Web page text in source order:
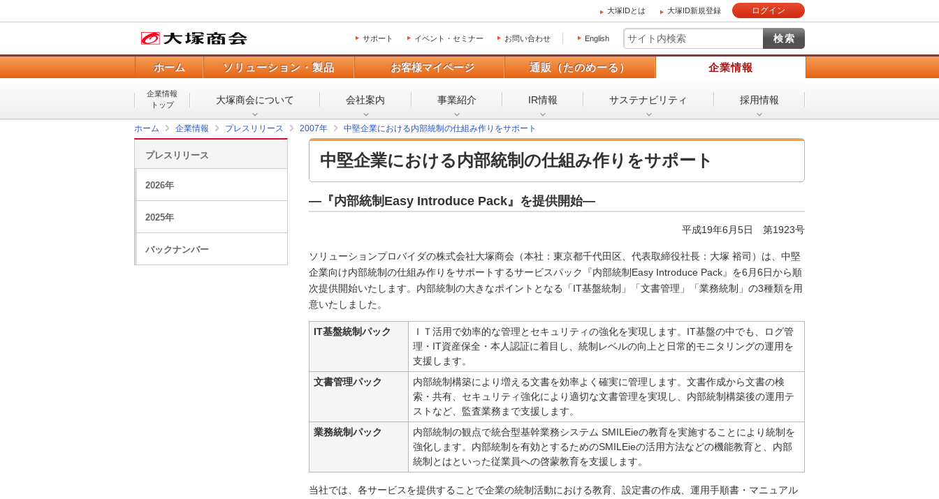
大塚IDとは 大塚ID新規登録 ログイン
サポート イベント・セミナー お問い合わせ English
ホーム ソリューション・製品 お客様マイページ 通販（たのめーる） 企業情報
企業情報
トップ
大塚商会について 会社案内 事業紹介 IR情報 サステナビリティ 採用情報
ホーム 企業情報 プレスリリース 2007年 中堅企業における内部統制の仕組み作りをサポート
中堅企業における内部統制の仕組み作りをサポート
―『内部統制Easy Introduce Pack』を提供開始―
平成19年6月5日 第1923号
ソリューションプロバイダの株式会社大塚商会（本社：東京都千代田区、代表取締役社長：大塚 裕司）は、中堅
企業向け内部統制の仕組み作りをサポートするサービスパック『内部統制Easy Introduce Pack』を6月6日から順
次提供開始いたします。内部統制の大きなポイントとなる「IT基盤統制」「文書管理」「業務統制」の3種類を用
意いたしました。
IT基盤統制パック
ＩＴ活用で効率的な管理とセキュリティの強化を実現します。IT基盤の中でも、ログ管
理・IT資産保全・本人認証に着目し、統制レベルの向上と日常的モニタリングの運用を
支援します。
文書管理パック
内部統制構築により増える文書を効率よく確実に管理します。文書作成から文書の検
索・共有、セキュリティ強化により適切な文書管理を実現し、内部統制構築後の運用テ
ストなど、監査業務まで支援します。
業務統制パック
内部統制の観点で統合型基幹業務システム SMILEieの教育を実施することにより統制を
強化します。内部統制を有効とするためのSMILEieの活用方法などの機能教育と、内部
統制とはといった従業員への啓蒙教育を支援します。
当社では、各サービスを提供することで企業の統制活動における教育、設定書の作成、運用手順書・マニュアル
プレスリリース
2026年
2025年
バックナンバー